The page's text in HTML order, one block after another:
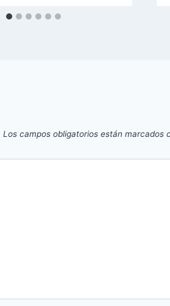
Los campos obligatorios están marcados